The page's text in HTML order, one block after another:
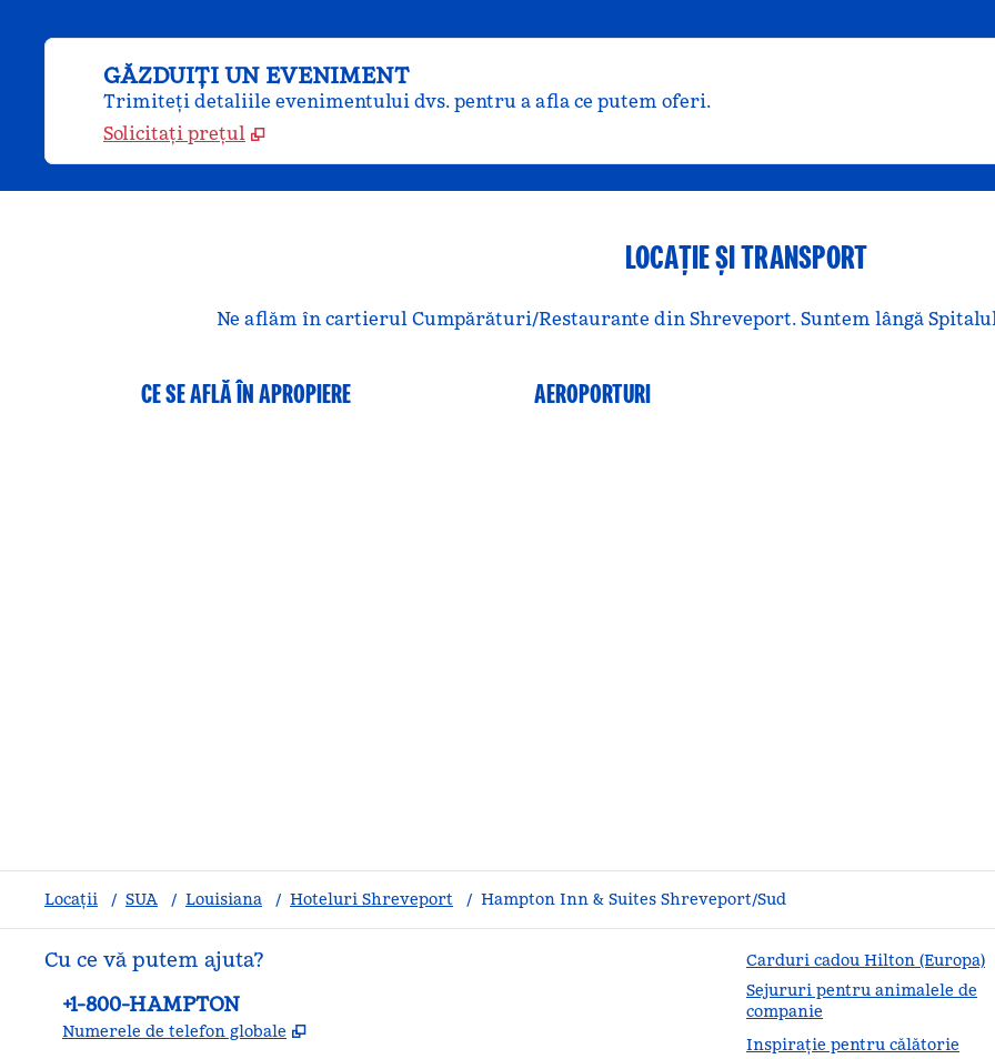
GĂZDUIȚI UN EVENIMENT
Trimiteți detaliile evenimentului dvs. pentru a afla ce putem oferi.
Solicitați prețul
LOCAȚIE ȘI TRANSPORT
Ne aflăm în cartierul Cumpărături/Restaurante din Shreveport. Suntem lângă
CE SE AFLĂ ÎN APROPIERE AEROPORTURI
Locații / SUA / Louisiana / Hoteluri Shreveport / Hampton Inn & Suites Shreveport/Sud
Cu ce vă putem ajuta?
Telefon:
+1-800-HAMPTON
Numerele de telefon globale ,
Carduri cadou Hilton (Europa)
Sejururi pentru animalele de
companie
Inspirație pentru călătorie